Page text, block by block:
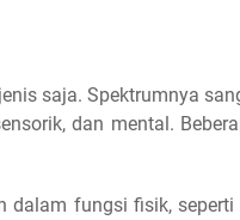
saja. Spektrumnya
dan mental.
dalam fungsi fisik,